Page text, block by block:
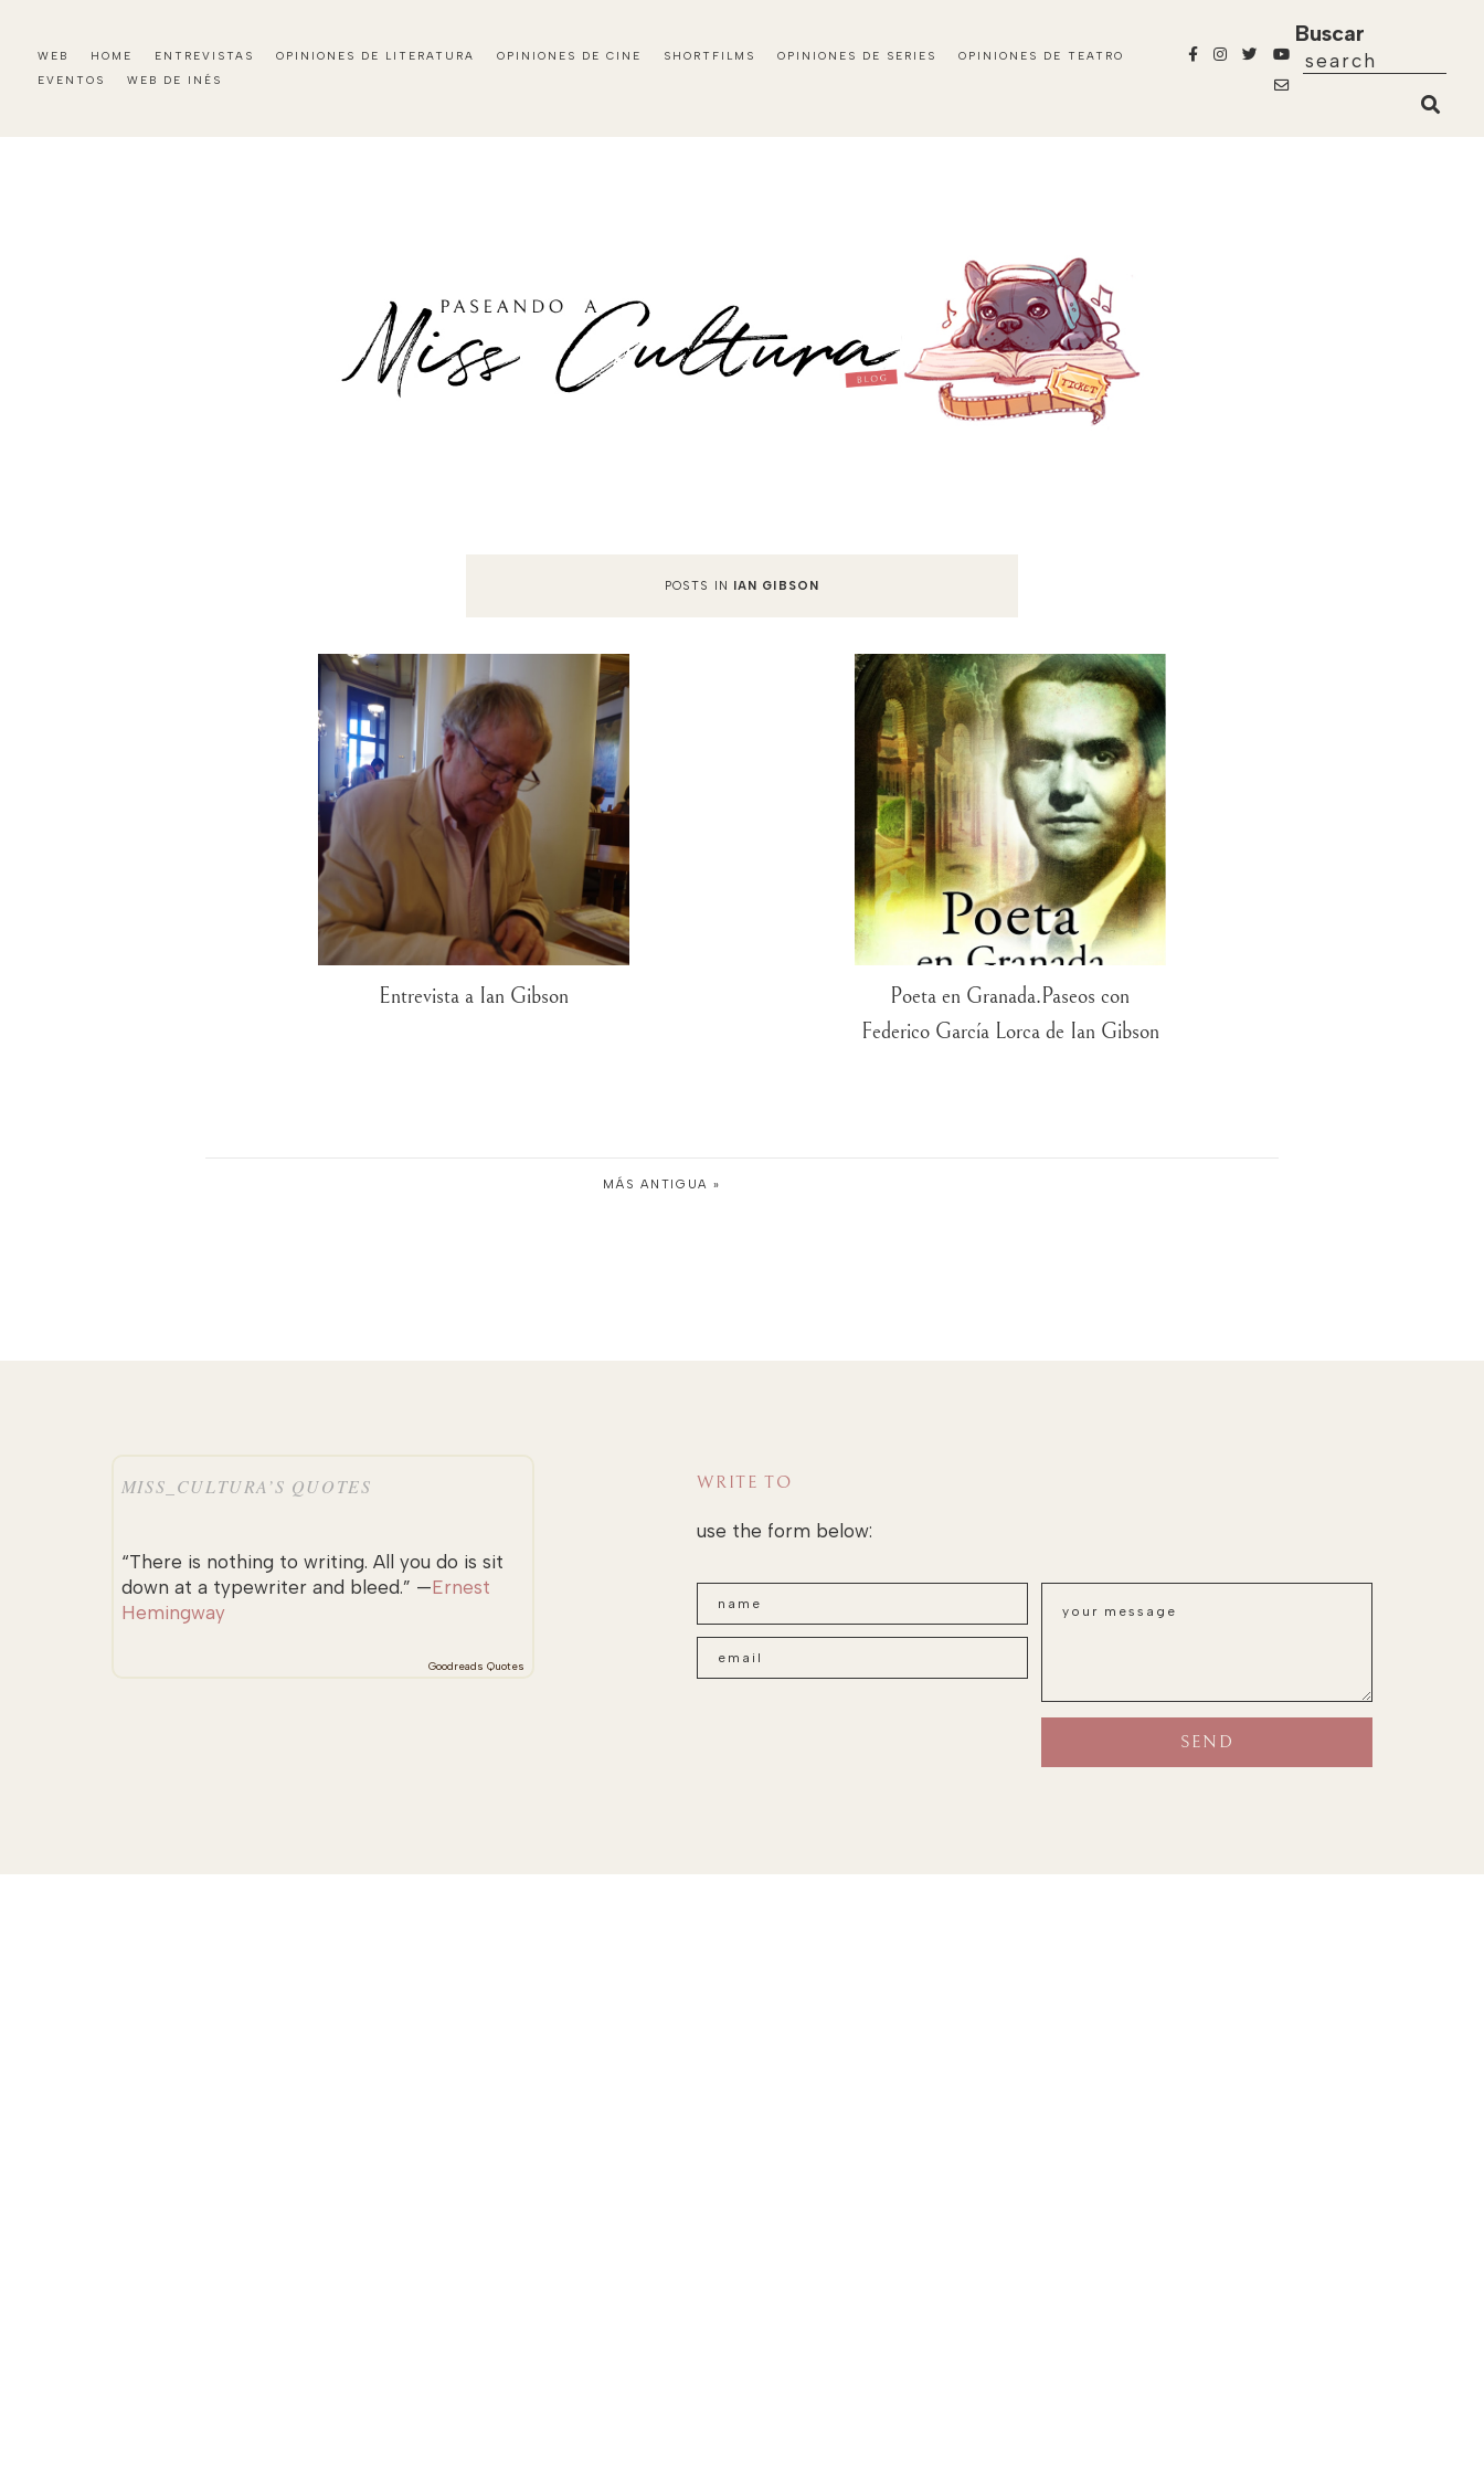
WEB HOME ENTREVISTAS OPINIONES DE LITERATURA OPINIONES DE CINE SHORTFILMS OPINIONES DE SERIES
OPINIONES DE TEATRO
EVENTOS
WEB DE INÉS
Buscar
POSTS IN IAN GIBSON
Entrevista a Ian Gibson
Poeta en Granada.Paseos con
Federico García Lorca de Ian Gibson
MÁS ANTIGUA »
MISS_CULTURA’S QUOTES
“There is nothing to writing. All you do is sit
down at a typewriter and bleed.” —Ernest
Hemingway
Goodreads Quotes
WRITE TO
use the form below: